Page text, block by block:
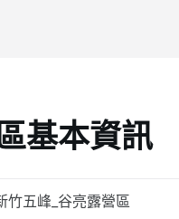
基本資訊
竹五峰_谷亮露營區